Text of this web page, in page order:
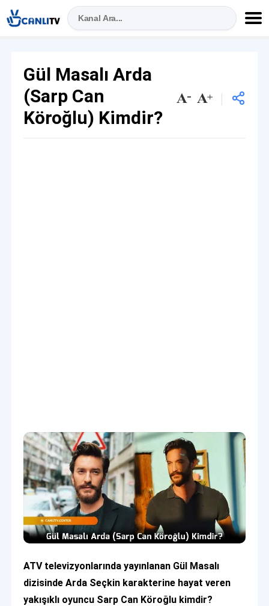
Gül Masalı Arda
(Sarp Can
Köroğlu) Kimdir?
ATV televizyonlarında yayınlanan Gül Masalı
dizisinde Arda Seçkin karakterine hayat veren
yakışıklı oyuncu Sarp Can Köroğlu kimdir?